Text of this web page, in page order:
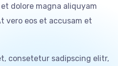
dolore magna aliquyam
vero eos et accusam et
consetetur sadipscing elitr,